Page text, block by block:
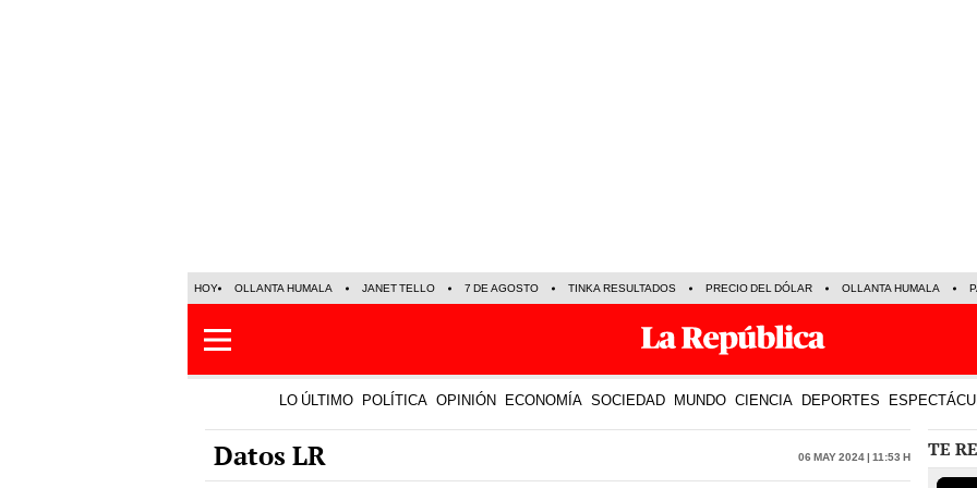
HOY OLLANTA HUMALA JANET TELLO 7 DE AGOSTO TINKA RESULTADOS PRECIO DEL DÓLAR OLLANTA HUMALA
LO ÚLTIMO POLÍTICA OPINIÓN ECONOMÍA SOCIEDAD MUNDO CIENCIA DEPORTES
Datos LR 06 May 2024 | 11:53 h TE